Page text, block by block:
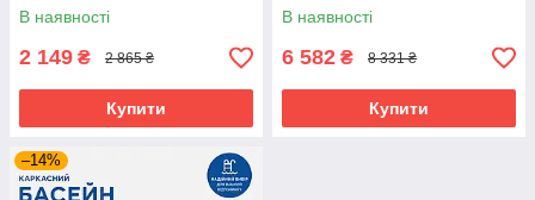
В наявності
2 149 ₴ 2 865 ₴
Купити
В наявності
6 582 ₴ 8 331 ₴
Купити
–14%